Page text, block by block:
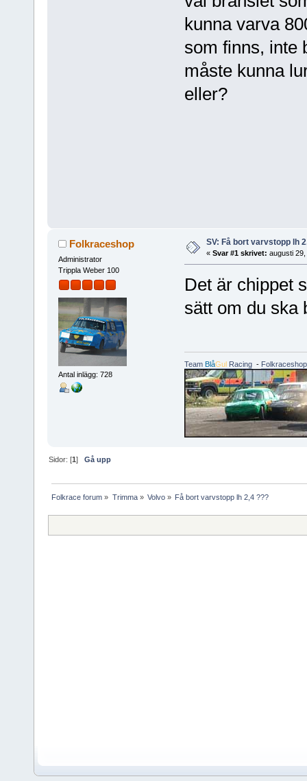
kunna varva
som finns, inte
måste kunna
eller?
Folkraceshop
Administrator
Trippla Weber 100
Antal inlägg: 728
SV: Få bort varvstopp lh
« Svar #1 skrivet: augusti
Det är chippet
sätt om du ska
Team BlåGul Racing- Folkraceshop
Sidor: [1]Gå upp
Folkrace forum » Trimma» Volvo» Få bort varvstopp lh 2,4 ???